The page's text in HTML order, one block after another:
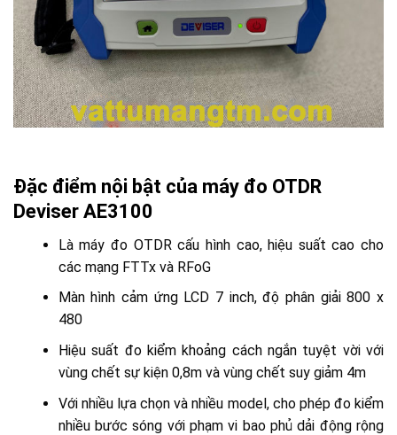
Đặc điểm nội bật của máy đo OTDR
Deviser AE3100
Là máy đo OTDR cấu hình cao, hiệu suất cao cho
các mạng FTTx và RFoG
Màn hình cảm ứng LCD 7 inch, độ phân giải 800 x
480
Hiệu suất đo kiểm khoảng cách ngắn tuyệt vời với
vùng chết sự kiện 0,8m và vùng chết suy giảm 4m
Với nhiều lựa chọn và nhiều model, cho phép đo kiểm
nhiều bước sóng với phạm vi bao phủ dải động rộng